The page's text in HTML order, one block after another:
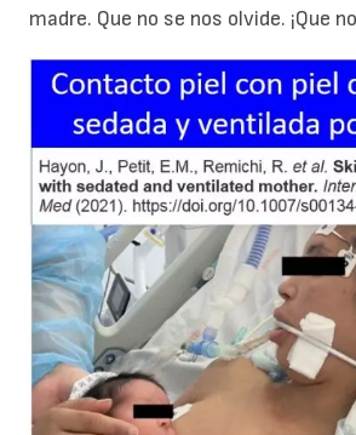
madre. Que no se nos olvide. ¡Que